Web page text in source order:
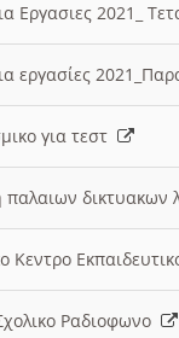
Εργασιες 2021_
εργασίες
για τεστ
δικτυακων
Κεντρο
Ραδιοφωνο